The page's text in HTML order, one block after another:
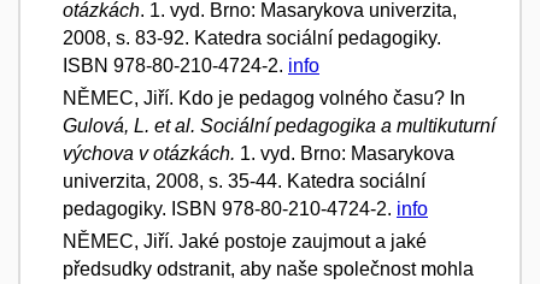
otázkách. 1. vyd. Brno: Masarykova univerzita,
2008, s. 83-92. Katedra sociální pedagogiky.
ISBN 978-80-210-4724-2. info
NĚMEC, Jiří. Kdo je pedagog volného času? In
Gulová, L. et al. Sociální pedagogika a multikuturní
výchova v otázkách. 1. vyd. Brno: Masarykova
univerzita, 2008, s. 35-44. Katedra sociální
pedagogiky. ISBN 978-80-210-4724-2. info
NĚMEC, Jiří. Jaké postoje zaujmout a jaké
předsudky odstranit, aby naše společnost mohla